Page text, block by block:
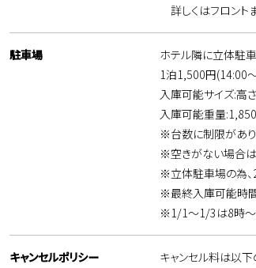
詳しくはフロント
駐車場
ホテル隣に立体駐車
1泊1,500円(14:00
入庫可能サイズ:高
入庫可能重量
※台数に制限があり
※空きがない場合は
※立体駐車場の為、
※最終入庫可能時間
※1/1～1/3は8時～
キャンセルポリシー
キャンセル料は以下